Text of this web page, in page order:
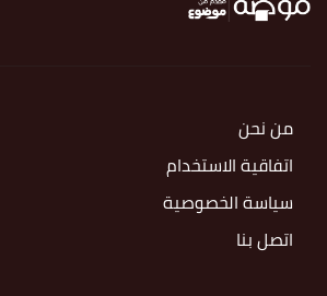
من نحن
اتفاقية الاستخدام
سياسة الخصوصية
اتصل بنا